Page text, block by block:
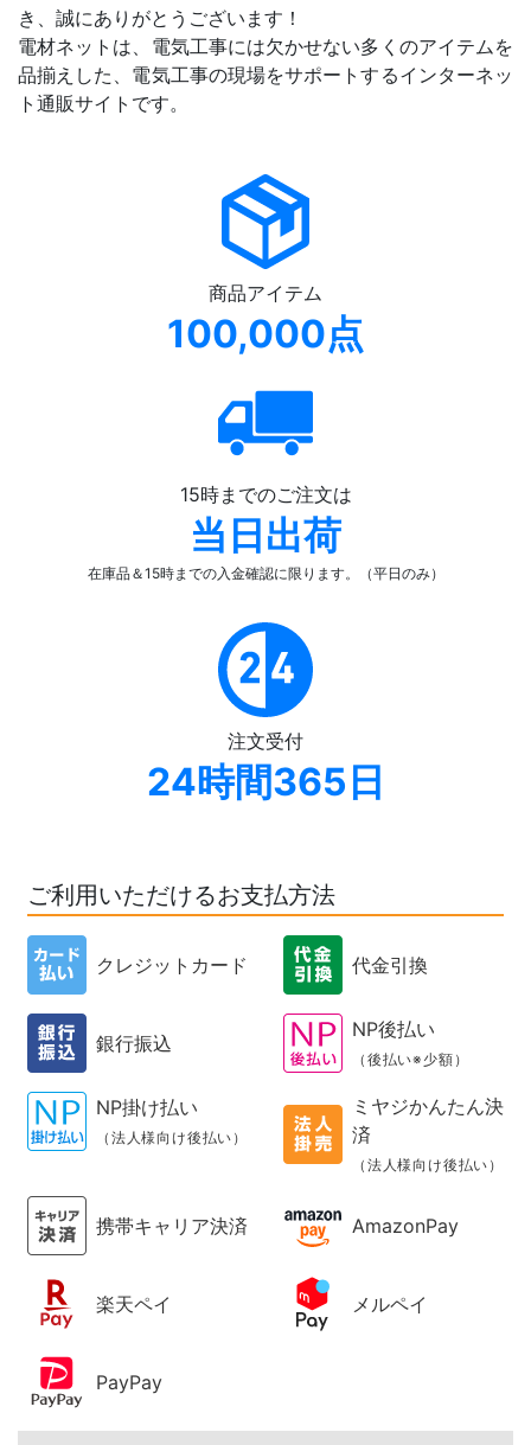
き、誠にありがとうございます！
電材ネットは、電気工事には欠かせない多くのアイテムを
品揃えした、電気工事の現場をサポートするインターネッ
ト通販サイトです。
商品アイテム
100,000点
15時までのご注文は
当日出荷
在庫品＆15時までの入金確認に限ります。（平日のみ）
注文受付
24時間365日
ご利用いただけるお支払方法
クレジットカード 代金引換
銀行振込
NP後払い
（後払い※少額）
NP掛け払い
（法人様向け後払い）
ミヤジかんたん決
済
（法人様向け後払い）
携帯キャリア決済 AmazonPay
楽天ペイ メルペイ
PayPay